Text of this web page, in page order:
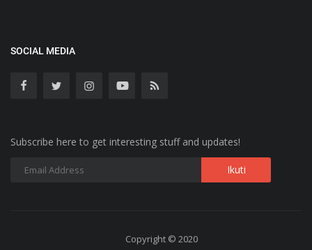
SOCIAL MEDIA
Subscribe here to get interesting stuff and updates!
Copyright © 2020